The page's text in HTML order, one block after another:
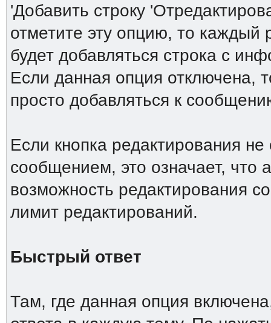
'Добавить строку
отметите эту опцию, то каждый
будет добавляться строка с
Если данная опция отключена,
просто добавляться к
Если кнопка редактирования
сообщением, это означает, что
возможность редактирования
лимит редактирований.
Быстрый ответ
Там, где данная опция